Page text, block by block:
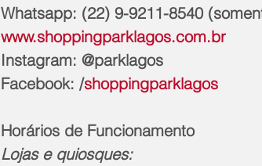
Whatsapp: (22) 9-9211-8540
www.shoppingparklagos.com.br
Instagram: @parklagos
Facebook: /shoppingparklagos
Horários de Funcionamento
Lojas e quiosques: